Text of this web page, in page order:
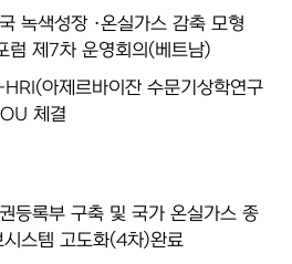
녹색성장 ·온실가스 감축 모형
럼 제7차 운영회의(베트남)
아제르바이잔 수문기상학연구
체결
등록부 구축 및 국가 온실가스 종
시스템 고도화(4차)완료